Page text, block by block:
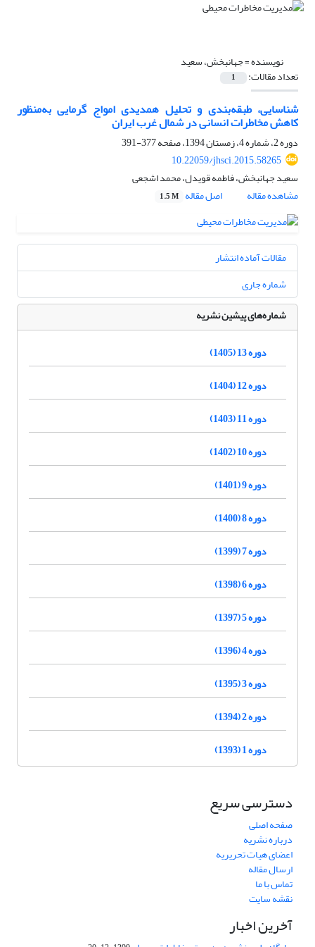
نویسنده =جهانبخش، سعید
تعداد مقالات: 1
شناسایی، طبقه‌بندی و تحلیل همدیدی امواج گرمایی به‌منظور
کاهش مخاطرات انسانی در شمال غرب ایران
دوره 2، شماره 4، زمستان 1394، صفحه
377-391
10.22059/jhsci.2015.58265
سعید جهانبخش، فاطمه قویدل، محمد اشجعی
مشاهده مقاله
اصل مقاله 1.5 M
مقالات آماده انتشار
شماره جاری
شماره‌های پیشین نشریه
دوره 13 (1405)
دوره 12 (1404)
دوره 11 (1403)
دوره 10 (1402)
دوره 9 (1401)
دوره 8 (1400)
دوره 7 (1399)
دوره 6 (1398)
دوره 5 (1397)
دوره 4 (1396)
دوره 3 (1395)
دوره 2 (1394)
دوره 1 (1393)
دسترسی سریع
صفحه اصلی
درباره نشریه
اعضای هیات تحریریه
ارسال مقاله
تماس با ما
نقشه سایت
آخرین اخبار